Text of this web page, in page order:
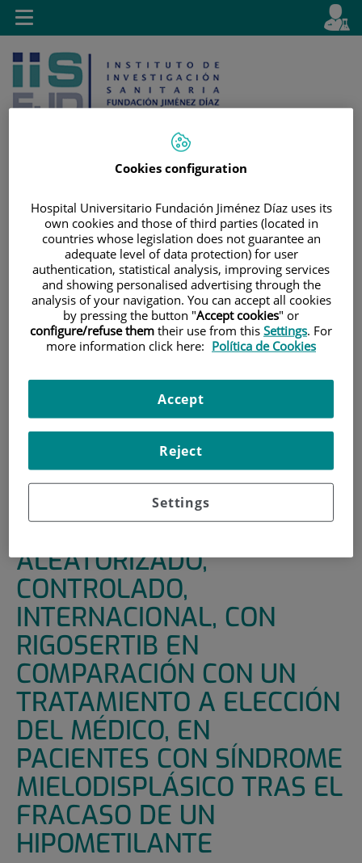
Jump to content
Language
selector
Active
en
Search
Toggle
navigation
HOME
ESTUDIO EN FASE III, ALEATORIZADO, CONTROLADO,
INTERNACIONAL, CON RIGOSERTIB EN COMPARACIÓN
CON UN TRATAMIENTO A ELECCIÓN DEL MÉDICO, EN
PACIENTES CON SÍNDROME MIELODISPLÁSICO TRAS EL
FRACASO DE UN HIPOMETILANTE
ESTUDIO EN FASE III,
ALEATORIZADO,
CONTROLADO,
INTERNACIONAL, CON
RIGOSERTIB EN
COMPARACIÓN CON UN
TRATAMIENTO A ELECCIÓN
DEL MÉDICO, EN
PACIENTES CON SÍNDROME
MIELODISPLÁSICO TRAS EL
FRACASO DE UN
HIPOMETILANTE
Cookies configuration
Hospital Universitario Fundación Jiménez Díaz uses its
own cookies and those of third parties (located in
countries whose legislation does not guarantee an
adequate level of data protection) for user
authentication, statistical analysis, improving services
and showing personalised advertising through the
analysis of your navigation. You can accept all cookies
by pressing the button "Accept cookies" or
configure/refuse them their use from this Settings. For
more information click here: Política de Cookies
Settings
Reject
Accept